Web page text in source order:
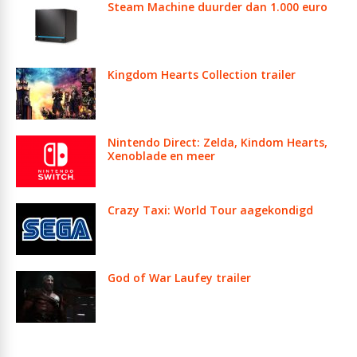
Steam Machine duurder dan 1.000 euro
Kingdom Hearts Collection trailer
Nintendo Direct: Zelda, Kindom Hearts,
Xenoblade en meer
Crazy Taxi: World Tour aagekondigd
God of War Laufey trailer